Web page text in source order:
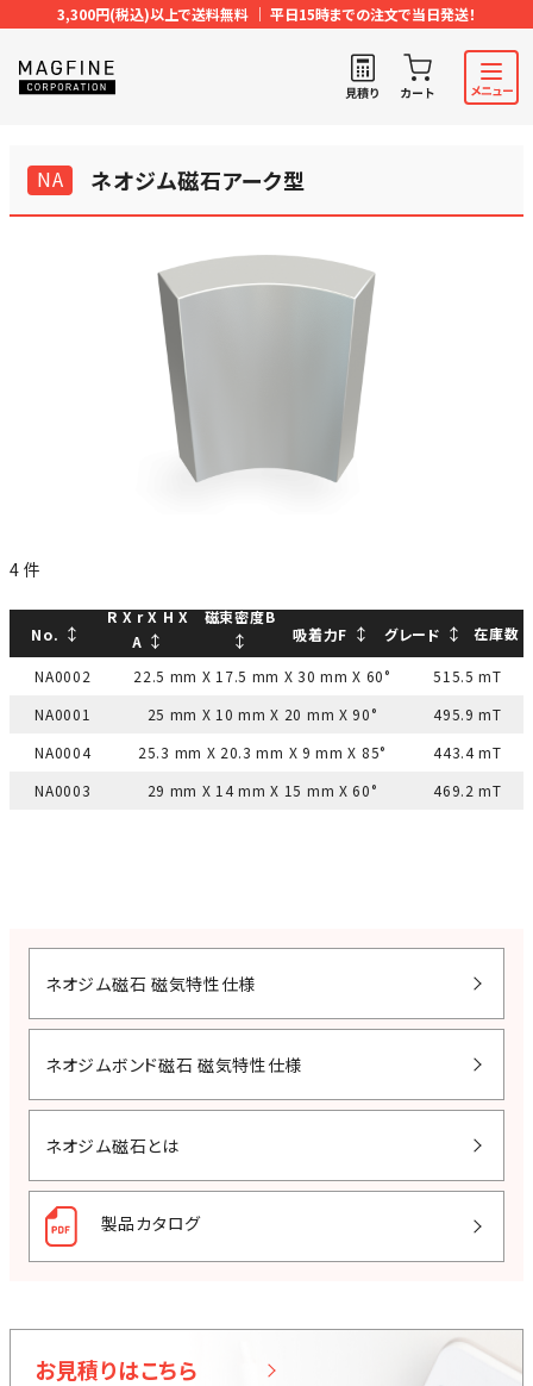
3,300円(税込)以上で送料無料 ｜ 平日15時までの注文で当日発送！
NA ネオジム磁石アーク型
4件
No. ↕
R X r X H X
A ↕
磁束密度B
↕ 吸着力F ↕ グレード ↕ 在庫数
NA0002 22.5 mm X 17.5 mm X 30 mm X 60° 515.5 mT
NA0001
25 mm X 10 mm X 20 mm X 90° 495.9 mT
NA0004
25.3 mm X 20.3 mm X 9 mm X 85° 443.4 mT
NA0003
29 mm X 14 mm X 15 mm X 60° 469.2 mT
ネオジム磁石 磁気特性仕様
ネオジムボンド磁石 磁気特性仕様
ネオジム磁石とは
製品カタログ
お見積りはこちら